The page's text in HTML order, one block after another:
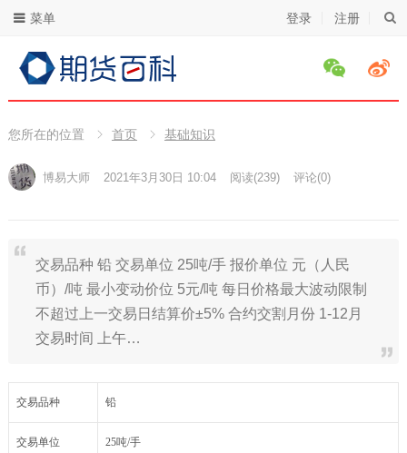
登录 注册
菜单
您所在的位置 首页 基础知识
博易大师 2021年3月30日 10:04 阅读(239) 评论(0)
交易品种 铅 交易单位 25吨/手 报价单位 元（人民
币）/吨 最小变动价位 5元/吨 每日价格最大波动限制
不超过上一交易日结算价±5% 合约交割月份 1-12月
交易时间 上午…
交易品种 铅
交易单位 25吨/手